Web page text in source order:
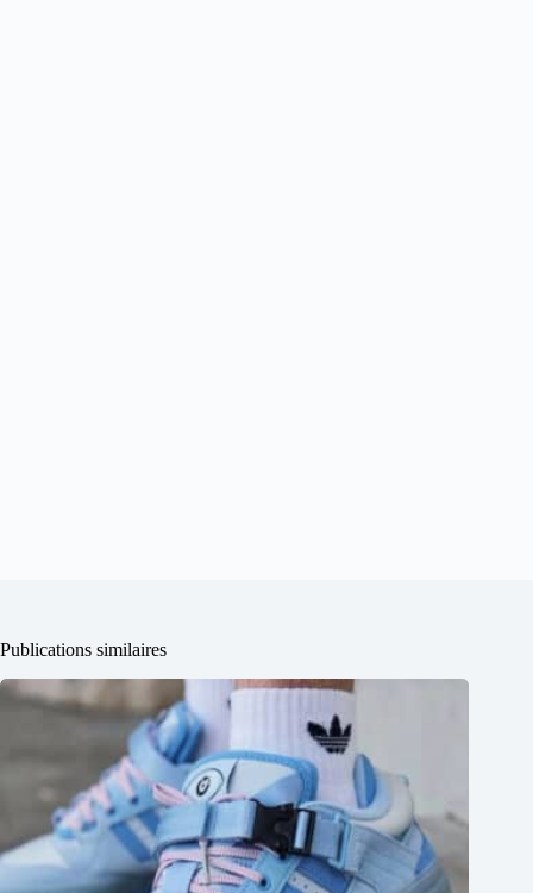
Publications similaires